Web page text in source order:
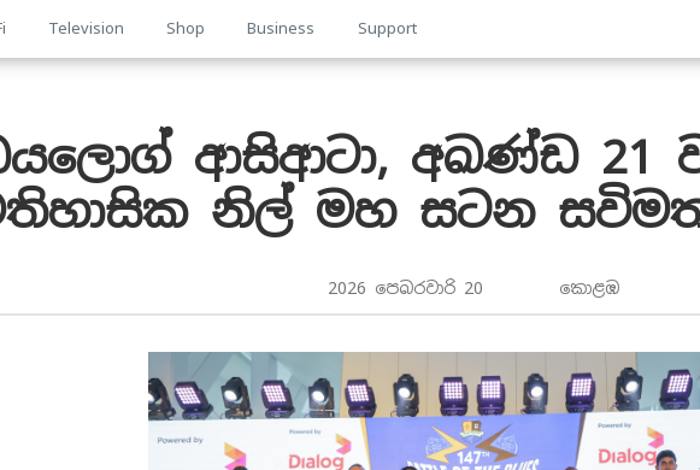
Television Shop Business Support
ආසිආටා, අඛණ්ඩ 21
නිල් මහ සටන
2026 පෙබරවාරි 20 කොළඹ